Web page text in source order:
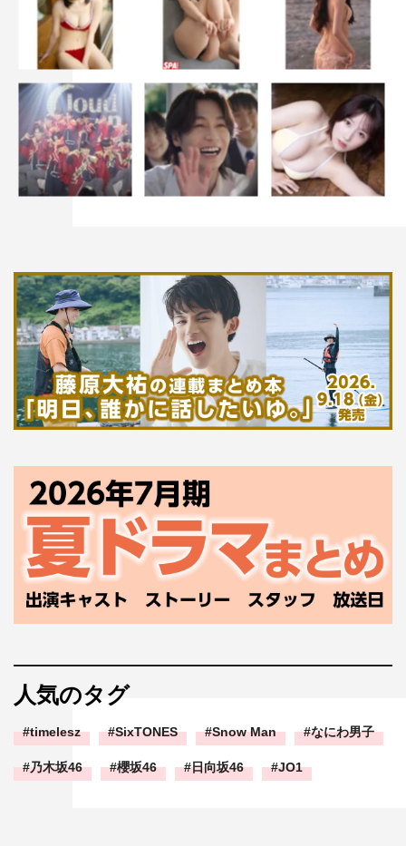
人気のタグ
timelesz SixTONES Snow Man なにわ男子
乃木坂46 櫻坂46 日向坂46 JO1